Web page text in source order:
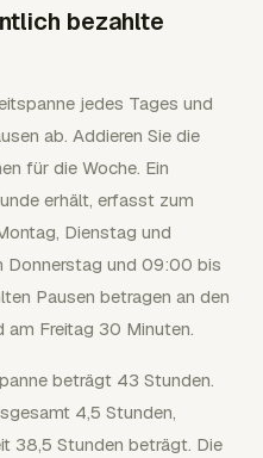
bezahlte
jedes Tages und
ab. Addieren Sie die
für die Woche. Ein
erhält, erfasst zum
Dienstag und
und 09:00 bis
Pausen betragen an den
am Freitag 30 Minuten.
beträgt 43 Stunden.
4,5 Stunden,
38,5 Stunden beträgt. Die